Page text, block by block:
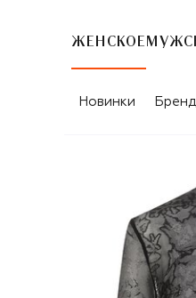
ЖЕНСКОЕ
Новинки